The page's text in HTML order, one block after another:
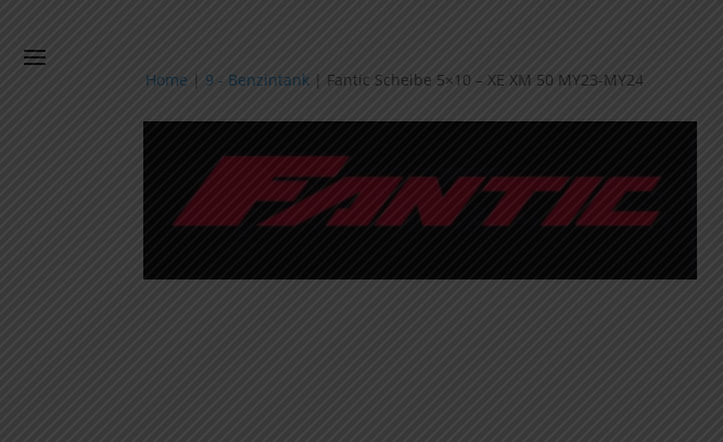
Home 9 - Benzintank | Fantic Scheibe 5×10 – XE XM 50 MY23-MY24